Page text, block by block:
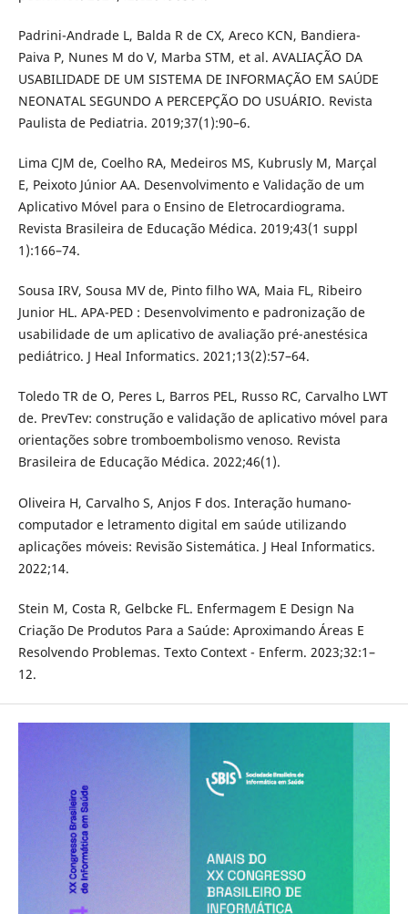
Padrini-Andrade L, Balda R de CX, Areco KCN, Bandiera-
Paiva P, Nunes M do V, Marba STM, et al. AVALIAÇÃO DA
USABILIDADE DE UM SISTEMA DE INFORMAÇÃO EM SAÚDE
NEONATAL SEGUNDO A PERCEPÇÃO DO USUÁRIO. Revista
Paulista de Pediatria. 2019;37(1):90–6.
Lima CJM de, Coelho RA, Medeiros MS, Kubrusly M, Marçal
E, Peixoto Júnior AA. Desenvolvimento e Validação de um
Aplicativo Móvel para o Ensino de Eletrocardiograma.
Revista Brasileira de Educação Médica. 2019;43(1 suppl
1):166–74.
Sousa IRV, Sousa MV de, Pinto filho WA, Maia FL, Ribeiro
Junior HL. APA-PED : Desenvolvimento e padronização de
usabilidade de um aplicativo de avaliação pré-anestésica
pediátrico. J Heal Informatics. 2021;13(2):57–64.
Toledo TR de O, Peres L, Barros PEL, Russo RC, Carvalho LWT
de. PrevTev: construção e validação de aplicativo móvel para
orientações sobre tromboembolismo venoso. Revista
Brasileira de Educação Médica. 2022;46(1).
Oliveira H, Carvalho S, Anjos F dos. Interação humano-
computador e letramento digital em saúde utilizando
aplicações móveis: Revisão Sistemática. J Heal Informatics.
2022;14.
Stein M, Costa R, Gelbcke FL. Enfermagem E Design Na
Criação De Produtos Para a Saúde: Aproximando Áreas E
Resolvendo Problemas. Texto Context - Enferm. 2023;32:1–
12.